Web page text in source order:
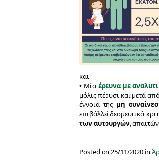
και
• Μία έρευνα με
μόλις πέρυσι και μετά
έννοια της μη
επιβάλλεi δεσμευτικά
των αυτουργών,
Posted on 25/11/2020 in